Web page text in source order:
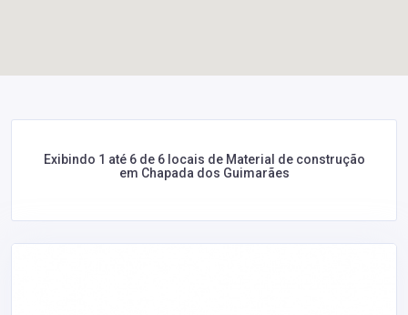
Exibindo 1 até 6 de 6 locais de Material de construção
em Chapada dos Guimarães